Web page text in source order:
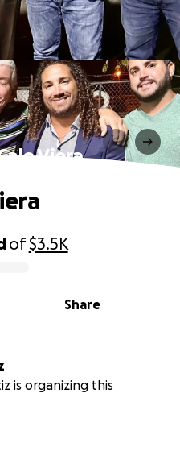
Viera
of$3.5K
Share
is organizing this